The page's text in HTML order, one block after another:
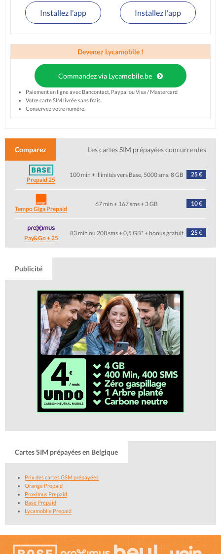
Installez l'app Installez l'app
Devenez Lycamobile !
Paiement en ligne avec Bancontact, Paypal ou Visa / Mastercard
Votre carte SIM livrée sans frais.
Conservez votre numéro.
Commandez via Lycamobile.be
Comparez Les cartes SIM prépayées concurrentes
Prepaid 25
100 min + illimités vers Base, 5000 sms, 8 GB 25 €
Tempo Giga Prepaid
67 min + 167 sms + 3 GB 10 €
Pay&Go + 25
83 min ou 208 sms + 0,5 GB* + bonus gratuit 25 €
Publicité
Cartes SIM prépayées en Belgique
Prix des cartes GSM prépayées
Orange Prepaid
Proximus Prepaid
Base Prepaid
Lycamobile Prepaid